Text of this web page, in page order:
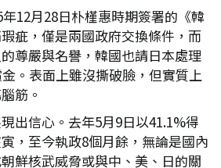
12月28日朴槿惠時期簽署的《韓
疵，僅是兩國政府交換條件，而
尊嚴與名譽，韓國也請日本處理
。表面上雖沒撕破臉，但實質上
筋。
出信心。去年5月9日以41.1%得
，至今執政8個月餘，無論是國內
鮮核武威脅或與中、美、日的關